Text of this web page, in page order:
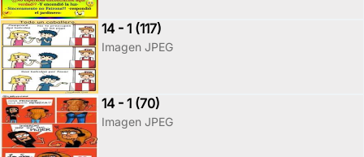
14 - 1 (117)
Imagen JPEG
14 - 1 (70)
Imagen JPEG